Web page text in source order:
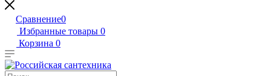
Сравнение0
Избранные товары 0
Корзина 0